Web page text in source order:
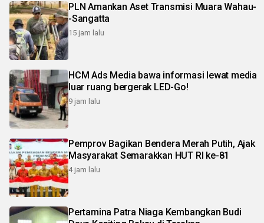
PLN Amankan Aset Transmisi Muara Wahau-
-Sangatta
15 jam lalu
HCM Ads Media bawa informasi lewat media
luar ruang bergerak LED-Go!
9 jam lalu
Pemprov Bagikan Bendera Merah Putih, Ajak
Masyarakat Semarakkan HUT RI ke-81
4 jam lalu
Pertamina Patra Niaga Kembangkan Budi